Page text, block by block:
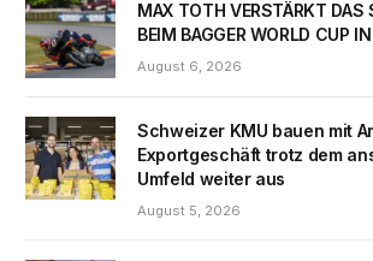
MAX TOTH VERSTÄRKT DAS
BEIM BAGGER WORLD CUP
August 6, 2026
Schweizer KMU bauen mit
Exportgeschäft trotz dem
Umfeld weiter aus
August 5, 2026